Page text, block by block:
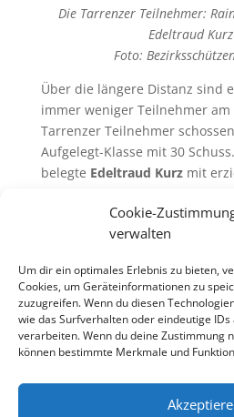
Cookie-
verwalten
Um dir ein optimales Erlebnis zu bieten,
Cookies, um Geräteinformationen zu
zuzugreifen. Wenn du diesen
wie das Surfverhalten oder eindeutige
verarbeiten. Wenn du deine Zustimmung
können bestimmte Merkmale und
Die Tarrenzer Teilnehmer:
Edeltraud
Foto:
Über die längere Distanz sind
immer weniger Teilnehmer am
Tarrenzer Teilnehmer
Aufgelegt-Klasse mit 30
belegte Edeltraud Kurzmit
Herrenklasse 307,5 Ringe und
Ergebnisliste KK-
100 Meter